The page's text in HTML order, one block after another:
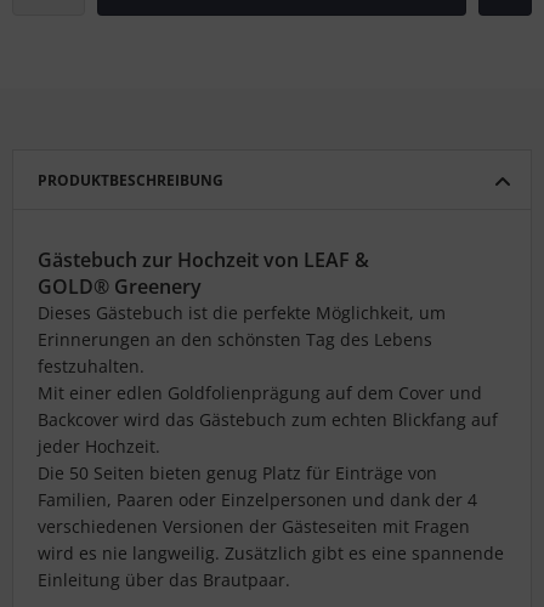
PRODUKTBESCHREIBUNG
Gästebuch zur Hochzeit von LEAF &
GOLD® Greenery
Dieses Gästebuch ist die perfekte Möglichkeit, um
Erinnerungen an den schönsten Tag des Lebens
festzuhalten.
Mit einer edlen Goldfolienprägung auf dem Cover und
Backcover wird das Gästebuch zum echten Blickfang auf
jeder Hochzeit.
Die 50 Seiten bieten genug Platz für Einträge von
Familien, Paaren oder Einzelpersonen und dank der 4
verschiedenen Versionen der Gästeseiten mit Fragen
wird es nie langweilig. Zusätzlich gibt es eine spannende
Einleitung über das Brautpaar.